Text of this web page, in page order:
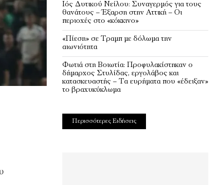
Ιός Δυτικού Νείλου: Συναγερμός για τους
θανάτους – Έξαρση στην Αττική – Οι
περιοχές στο «κόκκινο»
«Πίεση» σε Τραμπ με δόλωμα την
αιωνιότητα
Φωτιά στη Βοιωτία: Προφυλακίστηκαν ο
δήμαρχος Στυλίδας, εργολάβος και
κατασκευαστής – Τα ευρήματα που «έδειξαν»
το βραχυκύκλωμα
Περισσότερες Ειδήσεις